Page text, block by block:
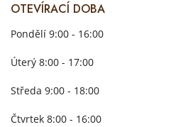
OTEVÍRACÍ DOBA
Pondělí 9:00 - 16:00
Úterý 8:00 - 17:00
Středa 9:00 - 18:00
Čtvrtek 8:00 - 16:00